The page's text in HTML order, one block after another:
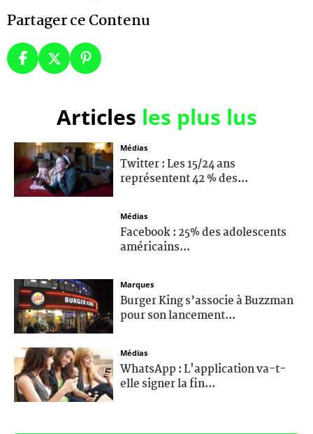
Partager ce Contenu
Articles les plus lus
Médias
Twitter : Les 15/24 ans
représentent 42 % des...
Médias
Facebook : 25% des adolescents
américains...
Marques
Burger King s’associe à Buzzman
pour son lancement...
Médias
WhatsApp : L'application va-t-
elle signer la fin...